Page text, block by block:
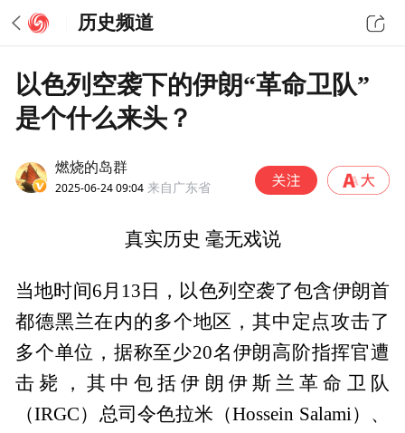
历史频道
以色列空袭下的伊朗“革命卫队”
是个什么来头？
燃烧的岛群
2025-06-24 09:04 来自广东省
真实历史 毫无戏说
当地时间6月13日，以色列空袭了包含伊朗首
都德黑兰在内的多个地区，其中定点攻击了
多个单位，据称至少20名伊朗高阶指挥官遭
击毙，其中包括伊朗伊斯兰革命卫队
（IRGC）总司令色拉米（Hossein Salami）、